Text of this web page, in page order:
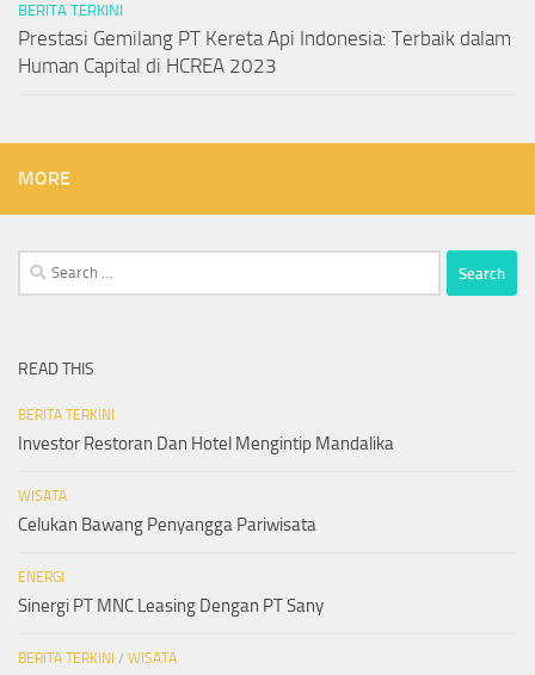
BERITA TERKINI
Prestasi Gemilang PT Kereta Api Indonesia: Terbaik dalam
Human Capital di HCREA 2023
MORE
Search
for:
READ THIS
BERITA TERKINI
Investor Restoran Dan Hotel Mengintip Mandalika
WISATA
Celukan Bawang Penyangga Pariwisata
ENERGI
Sinergi PT MNC Leasing Dengan PT Sany
BERITA TERKINI / WISATA